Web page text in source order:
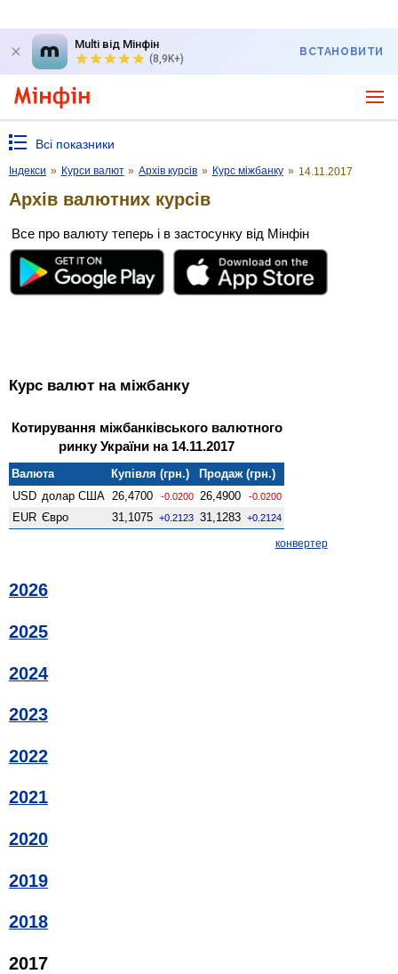
Multi від Мінфін
(8,9K+)
ВСТАНОВИТИ
Всі показники
Індекси » Курси валют » Архів курсів » Курс міжбанку » 14.11.2017
Архів валютних курсів
Все про валюту теперь і в застосунку від Мінфін
Курс валют на міжбанку
Котирування міжбанківського валютного
ринку України на 14.11.2017
Валюта Купівля (грн.)
Продаж (грн.)
USD долар США 26,4700 -0.0200 26,4900 -0.0200
EUR Євро 31,1075 +0.2123 31,1283 +0.2124
конвертер
2026
2025
2024
2023
2022
2021
2020
2019
2018
2017